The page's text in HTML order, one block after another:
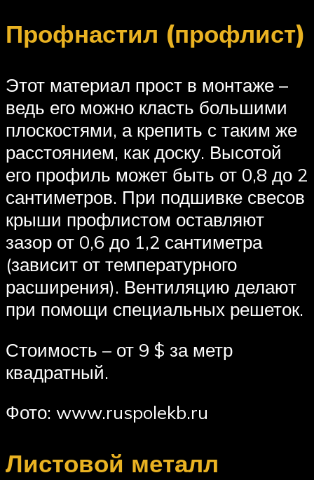
Профнастил (профлист)
Этот материал прост в монтаже –
ведь его можно класть большими
плоскостями, а крепить с таким же
расстоянием, как доску. Высотой
его профиль может быть от 0,8 до 2
сантиметров. При подшивке свесов
крыши профлистом оставляют
зазор от 0,6 до 1,2 сантиметра
(зависит от температурного
расширения). Вентиляцию делают
при помощи специальных решеток.
Стоимость – от 9 $ за метр
квадратный.
Фото: www.ruspolekb.ru
Листовой металл